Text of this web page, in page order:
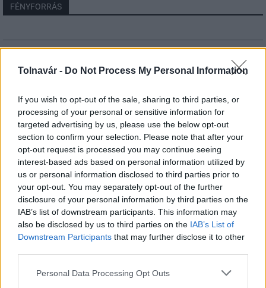
Tolnavár - Do Not Process My Personal Information
If you wish to opt-out of the sale, sharing to third parties, or
processing of your personal or sensitive information for
targeted advertising by us, please use the below opt-out
section to confirm your selection. Please note that after your
opt-out request is processed you may continue seeing
interest-based ads based on personal information utilized by
us or personal information disclosed to third parties prior to
your opt-out. You may separately opt-out of the further
disclosure of your personal information by third parties on the
IAB’s list of downstream participants. This information may
also be disclosed by us to third parties on the IAB’s List of
Downstream Participants that may further disclose it to other
Please note that this website/app uses one or more Google
Personal Data Processing Opt Outs
FÉNYFORRÁS
Név
E-mail cím
Feliratkozom a hírlevélre és elfogadom azadatvédelmi
szabályzatot!
FELIRATKOZÁS